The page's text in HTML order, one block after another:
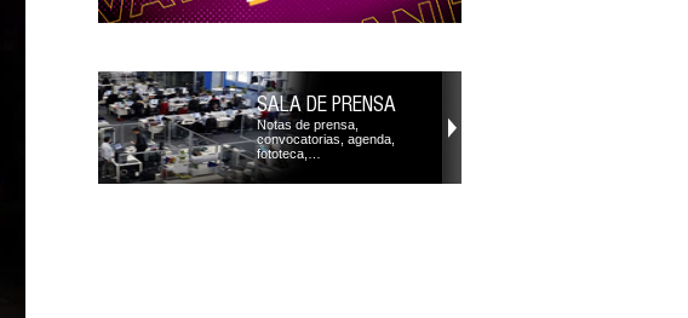
SALA DE PRENSA
Notas de prensa,
convocatorias, agenda,
fototeca,…